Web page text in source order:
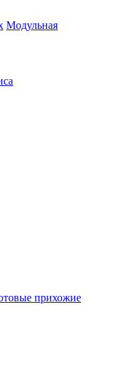
Модульная
прихожие